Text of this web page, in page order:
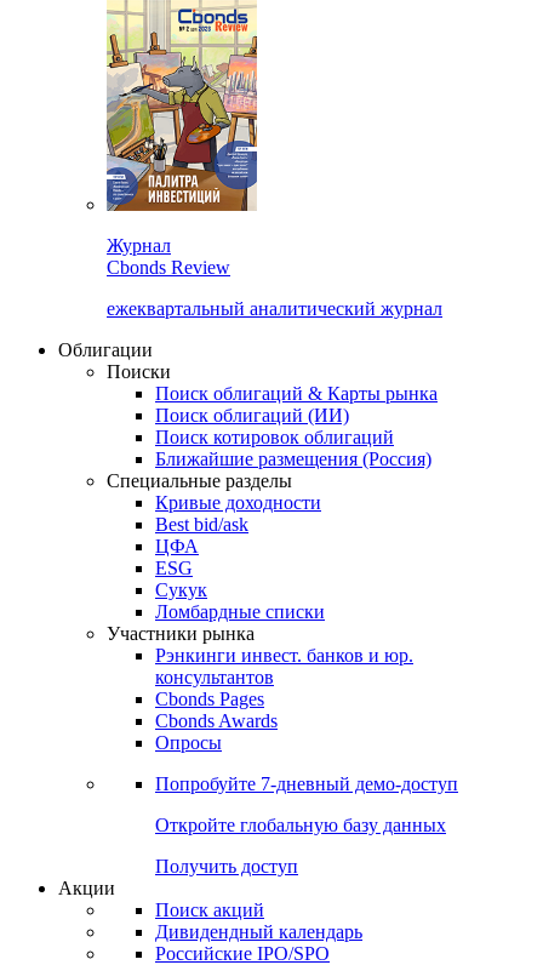
Журнал
Cbonds Review
ежеквартальный аналитический журнал
Облигации
Поиски
Поиск облигаций & Карты рынка
Поиск облигаций (ИИ)
Поиск котировок облигаций
Ближайшие размещения (Россия)
Специальные разделы
Кривые доходности
Best bid/ask
ЦФА
ESG
Сукук
Ломбардные списки
Участники рынка
Рэнкинги инвест. банков и юр.
консультантов
Cbonds Pages
Cbonds Awards
Опросы
Попробуйте 7-дневный демо-доступ
Откройте глобальную базу данных
Получить доступ
Акции
Поиск акций
Дивидендный календарь
Российские IPO/SPO